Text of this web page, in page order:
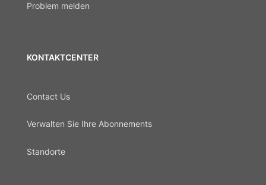
Problem melden
KONTAKTCENTER
Contact Us
Verwalten Sie Ihre Abonnements
Standorte